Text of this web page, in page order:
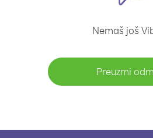
Nemaš još
Preuzmi